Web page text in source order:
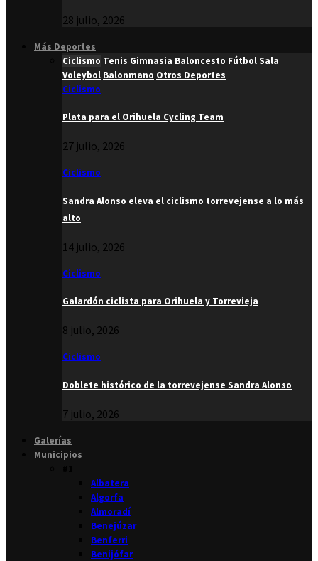
28 julio, 2026
Más Deportes
Ciclismo Tenis Gimnasia Baloncesto Fútbol Sala
Voleybol Balonmano Otros Deportes
Ciclismo
Plata para el Orihuela Cycling Team
27 julio, 2026
Ciclismo
Sandra Alonso eleva el ciclismo torrevejense a lo más
alto
14 julio, 2026
Ciclismo
Galardón ciclista para Orihuela y Torrevieja
8 julio, 2026
Ciclismo
Doblete histórico de la torrevejense Sandra Alonso
7 julio, 2026
Galerías
Municipios
Albatera
Algorfa
Almoradí
Benejúzar
Benferri
Benijófar